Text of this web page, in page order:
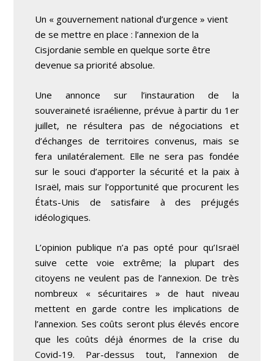
Un « gouvernement national d’urgence » vient
de se mettre en place : l’annexion de la
Cisjordanie semble en quelque sorte être
devenue sa priorité absolue.
Une annonce sur l’instauration de la
souveraineté israélienne, prévue à partir du 1 er
juillet, ne résultera pas de négociations et
d’échanges de territoires convenus, mais se
fera unilatéralement. Elle ne sera pas fondée
sur le souci d’apporter la sécurité et la paix à
Israël, mais sur l’opportunité que procurent les
États-Unis de satisfaire à des préjugés
idéologiques.
L’opinion publique n’a pas opté pour qu’Israël
suive cette voie extrême; la plupart des
citoyens ne veulent pas de l’annexion. De très
nombreux « sécuritaires » de haut niveau
mettent en garde contre les implications de
l’annexion. Ses coûts seront plus élevés encore
que les coûts déjà énormes de la crise du
Covid-19. Par-dessus tout, l’annexion de